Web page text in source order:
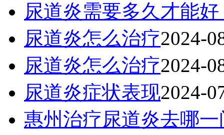
尿道炎需要多久才能好
尿道炎怎么治疗2024-
尿道炎怎么治疗2024-
尿道炎症状表现2024-
惠州治疗尿道炎去哪